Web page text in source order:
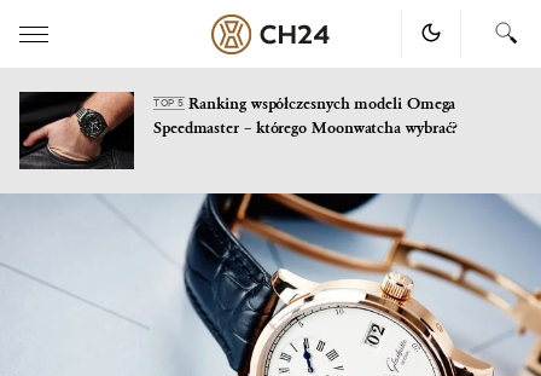
content
TOP 5Ranking współczesnych modeli Omega
Speedmaster – którego Moonwatcha wybrać?